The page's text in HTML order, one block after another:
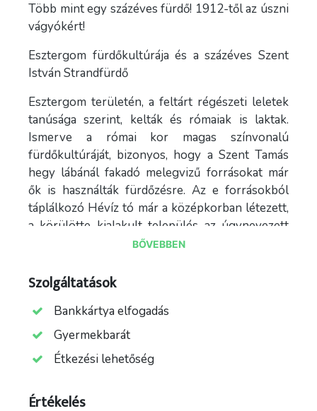
Több mint egy százéves fürdő! 1912-től az úszni
vágyókért!
Esztergom fürdőkultúrája és a százéves Szent
István Strandfürdő
Esztergom területén, a feltárt régészeti leletek
tanúsága szerint, kelták és rómaiak is laktak.
Ismerve a római kor magas színvonalú
fürdőkultúráját, bizonyos, hogy a Szent Tamás
hegy lábánál fakadó melegvizű forrásokat már
ők is használták fürdőzésre. Az e forrásokból
táplálkozó Hévíz tó már a középkorban létezett,
a körülötte kialakult település az úgynevezett
Hévíz (latinul: Aque Calidal) vagy szláv nyelven
1100-as évek végén, III. Béla felesége, Antiociai
Chatillon Anna épített itt fürdőt /balnea
communia/. 1238-as feljegyzések pedig már mint
magyarországi közfürdőként emlegetik az
esztergomit. A középkorban folyamatosan
működött Esztergomban melegvizes fürdő, mely
pedig továbbfejlődött kultúrája.
BŐVEBBEN
Szolgáltatások
Bankkártya elfogadás
Gyermekbarát
Étkezési lehetőség
Értékelés